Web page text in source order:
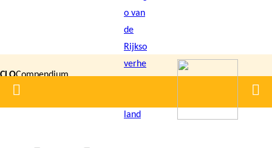
inhoud
gaan
CLOCompendium
voor de
Home